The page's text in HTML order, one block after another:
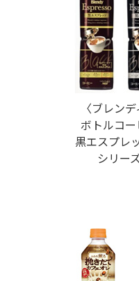
〈ブレンデ
ボトルコー
黒エスプレ
シリー